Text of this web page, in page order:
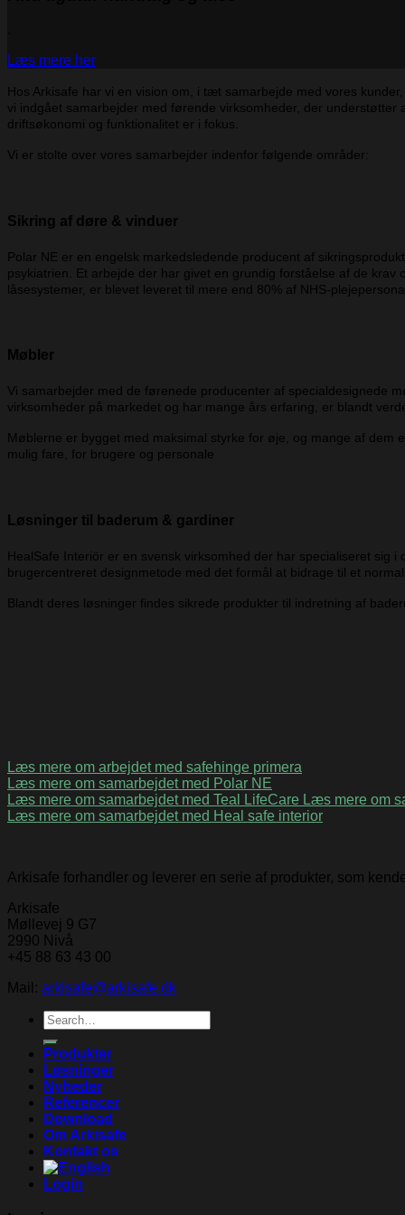
Læs mere her
Hos Arkisafe har vi en vision om, i tæt samarbejde med vores
vi indgået samarbejder med førende virksomheder, der
driftsøkonomi og funktionalitet er i fokus.
Vi er stolte over vores samarbejder indenfor følgende områder:
Sikring af døre & vinduer
Polar NE er en engelsk markedsledende producent af
psykiatrien. Et arbejde der har givet en grundig forståelse af de
låsesystemer, er blevet leveret til mere end 80% af NHS-
Møbler
Vi samarbejder med de førenede producenter af specialdesignede
virksomheder på markedet og har mange års erfaring, er blandt
Møblerne er bygget med maksimal styrke for øje, og mange af
mulig fare, for brugere og personale
Løsninger til baderum & gardiner
HealSafe Interiör er en svensk virksomhed der har specialiseret sig
brugercentreret designmetode med det formål at bidrage til et
Blandt deres løsninger findes sikrede produkter til indretning af
Læs mere om arbejdet med safehinge primera
Læs mere om samarbejdet med Polar NE
Læs mere om samarbejdet med Teal LifeCare Læs mere om
Læs mere om samarbejdet med Heal safe interior
Arkisafe forhandler og leverer en serie af produkter, som
Arkisafe
Møllevej 9 G7
2990 Nivå
+45 88 63 43 00
Mail: arkisafe@arkisafe.dk
Search
for:
Produkter
Løsninger
Nyheder
Referencer
Download
Om Arkisafe
Kontakt os
Login